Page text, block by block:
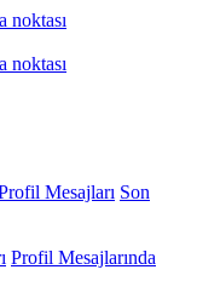
Mesajları Son
Profil Mesajlarında